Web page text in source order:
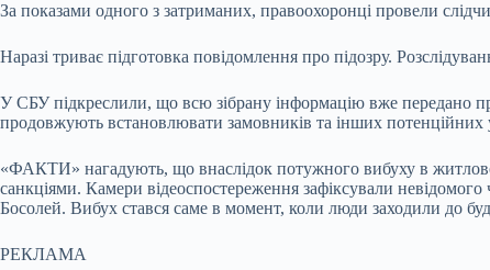
За показами одного з затриманих, правоохоронці провели
Наразі триває підготовка повідомлення про підозру.
У СБУ підкреслили, що всю зібрану інформацію вже передано
продовжують встановлювати замовників та інших
«ФАКТИ» нагадують, що внаслідок потужного вибуху в
санкціями. Камери відеоспостереження зафіксували
Босолей. Вибух стався саме в момент, коли люди заходили до
РЕКЛАМА